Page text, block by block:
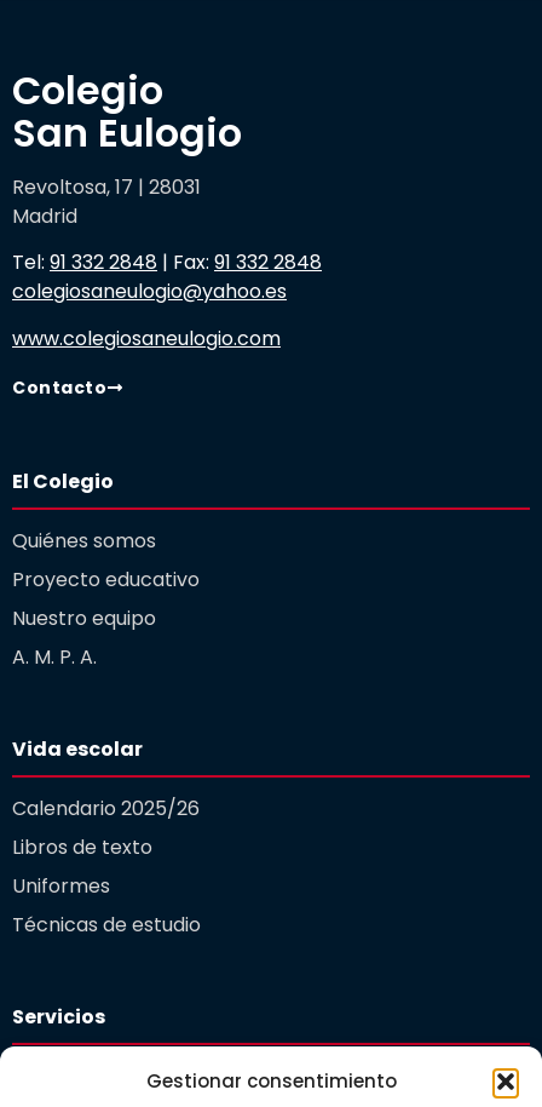
Gestionar consentimiento
Colegio
San Eulogio
Revoltosa, 17 | 28031
Madrid
Tel: 91 332 2848 | Fax: 91 332 2848
colegiosaneulogio@yahoo.es
www.colegiosaneulogio.com
Contacto
El Colegio
Quiénes somos
Proyecto educativo
Nuestro equipo
A. M. P. A.
Vida escolar
Calendario 2025/26
Libros de texto
Uniformes
Técnicas de estudio
Servicios
Plataforma educativa